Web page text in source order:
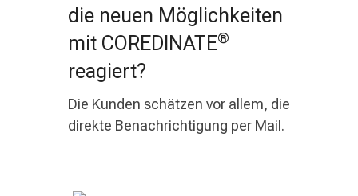
die neuen Möglichkeiten
mit COREDINATE®
reagiert?
Die Kunden schätzen vor allem, die
direkte Benachrichtigung per Mail.